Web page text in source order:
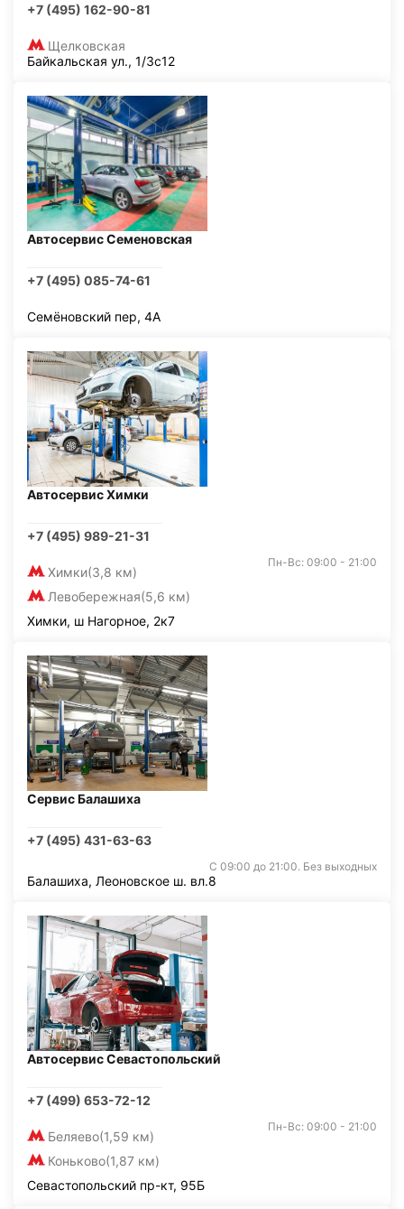
+7 (495) 162-90-81
Щелковская
Байкальская ул., 1/3с12
Автосервис Семеновская
+7 (495) 085-74-61
Семёновский пер, 4А
Автосервис Химки
+7 (495) 989-21-31
Химки(3,8 км)
Левобережная(5,6 км)
Пн-Вс: 09:00 - 21:00
Химки, ш Нагорное, 2к7
Сервис Балашиха
+7 (495) 431-63-63
С 09:00 до 21:00. Без выходных
Балашиха, Леоновское ш. вл.8
Автосервис Севастопольский
+7 (499) 653-72-12
Беляево(1,59 км)
Коньково(1,87 км)
Пн-Вс: 09:00 - 21:00
Севастопольский пр-кт, 95Б